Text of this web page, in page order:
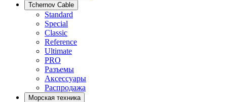
Tchernov Cable
Standard
Special
Classic
Reference
Ultimate
PRO
Разъемы
Аксессуары
Распродажа
Морская техника